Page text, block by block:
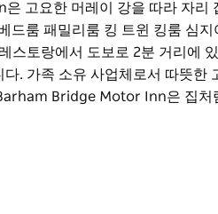
고요한 머레이 강을 따라 자리
드룸 패밀리룸 킹 트윈 킹룸 심
스토랑에서 도보로 2분 거리에
. 가족 소유 사업체로서 따뜻한
Bridge Motor Inn은 집처